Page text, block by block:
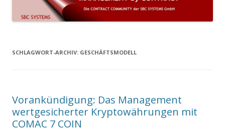
SCHLAGWORT-ARCHIV: GESCHÄFTSMODELL
Vorankündigung: Das Management
wertgesicherter Kryptowährungen mit
COMAC 7 COIN